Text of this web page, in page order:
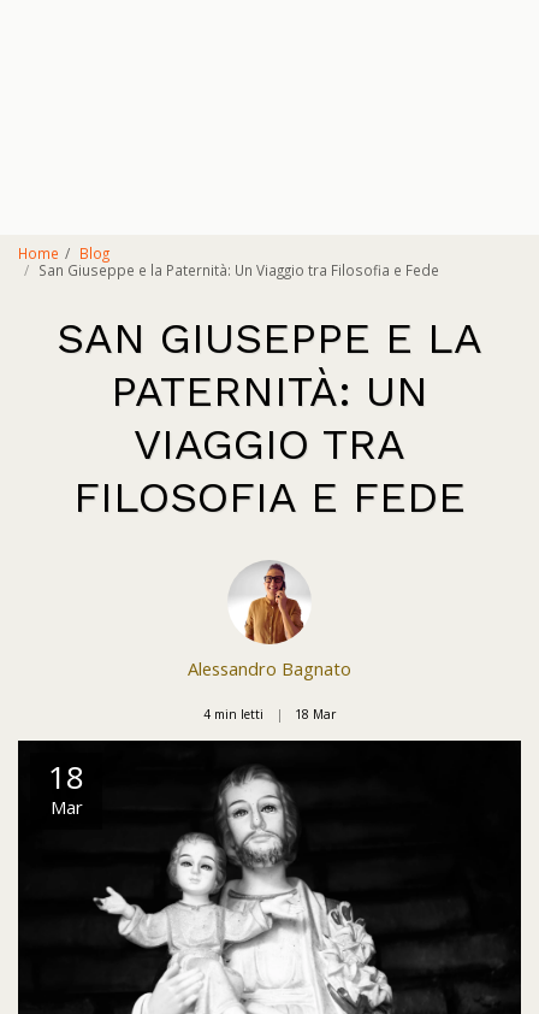
Home
Blog
San Giuseppe e la Paternità: Un Viaggio tra Filosofia e Fede
SAN GIUSEPPE E LA
PATERNITÀ: UN
VIAGGIO TRA
FILOSOFIA E FEDE
Alessandro Bagnato
4 min letti 18 Mar
18
Mar